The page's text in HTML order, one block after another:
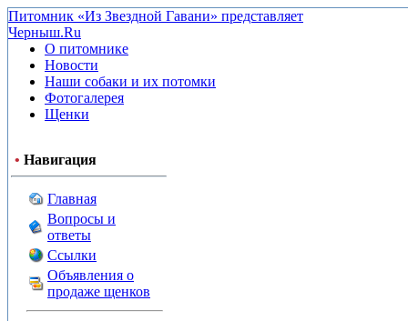
Питомник «Из Звездной Гавани» представляет
Черныш.Ru
О питомнике
Новости
Наши собаки и их потомки
Фотогалерея
Щенки
• Навигация
Главная
Вопросы и
ответы
Ссылки
Объявления о
продаже щенков